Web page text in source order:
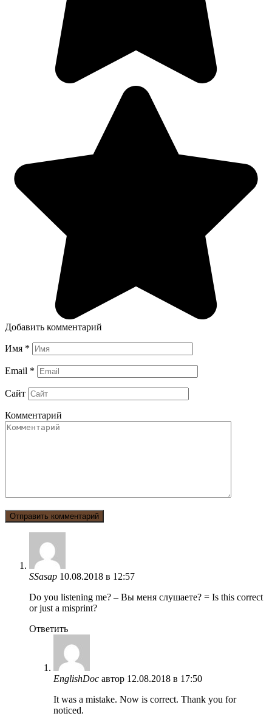
Добавить комментарий
Имя *
Email *
Сайт
Комментарий
SSasap 10.08.2018 в 12:57
Do you listening me? – Вы меня слушаете? = Is this correct
or just a misprint?
Ответить
EnglishDoc автор 12.08.2018 в 17:50
It was a mistake. Now is correct. Thank you for
noticed.